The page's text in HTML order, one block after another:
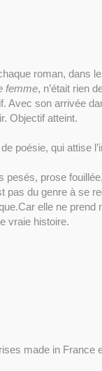
roman, dans
femme, n’était rien
Avec son arrivée
Objectif atteint.
poésie, qui attise
pesés, prose
pas du genre à se
elle ne prend
vraie histoire.
made in France